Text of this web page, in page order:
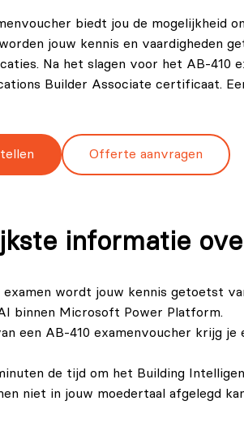
biedt jou de mogelijkheid
jouw kennis en vaardigheden
Na het slagen voor het AB-410
Builder Associate certificaat.
Offerte aanvragen
informatie
examen wordt jouw kennis getoetst
binnen Microsoft Power Platform.
een AB-410 examenvoucher krijg je
de tijd om het Building
niet in jouw moedertaal afgelegd